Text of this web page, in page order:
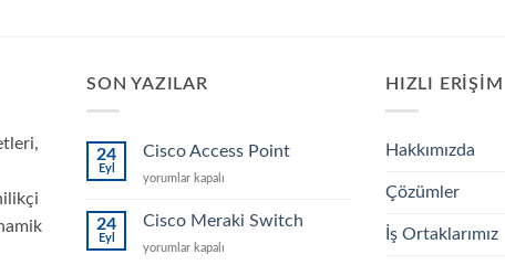
SON YAZILAR
24
Eyl
Cisco Access Point
Cisco
Point
yorumlar kapalı
24
Eyl
Cisco Meraki Switch
Cisco
yorumlar kapalı
HIZLI ERIŞIM
Hakkımızda
Çözümler
İş Ortaklarımız